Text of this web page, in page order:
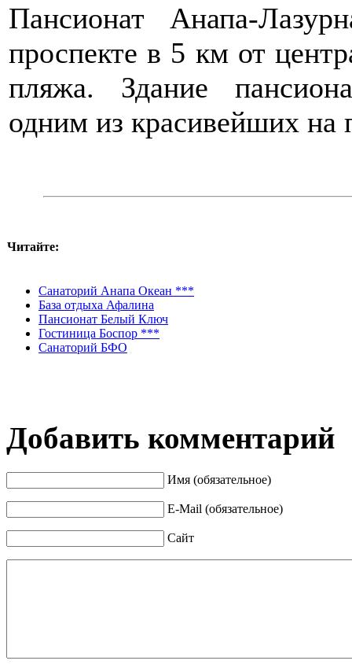
Пансионат Анапа-
проспекте в 5 км от
пляжа. Здание
одним из красивейших на
Читайте:
Санаторий Анапа Океан ***
База отдыха Афалина
Пансионат Белый Ключ
Гостиница Боспор ***
Санаторий БФО
Добавить комментарий
Имя (обязательное)
E-Mail (обязательное)
Сайт